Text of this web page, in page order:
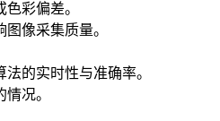
彩偏差。
像采集质量。
的实时性与准确率。
况。